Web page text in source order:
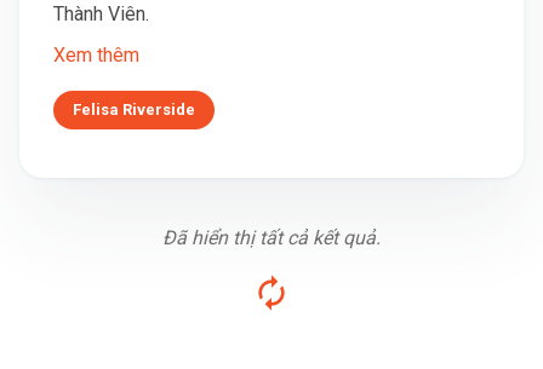
Thành Viên.
Xem thêm
Felisa Riverside
Đã hiển thị tất cả kết quả.